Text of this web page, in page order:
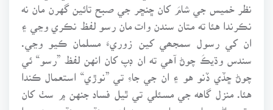
نظر خميس جي شامَ کان ڇنڇر جي صبح تائين گهرن مان نه
نڪرندا هئا ته متان سندن وات مان رسو لفظ نڪري وڃي ۽
ان کي رسول سمجھي کين زوريءَ مسلمان ڪيو وڃي.
سندس وڌيڪَ چوڻ آهي ته ان ڊپ کان انهن لفظ ”رسو“ ئي
چوڻ ڇڏي ڏنو هو ۽ ان جي جاءِ تي ”نوڙي“ استعمال ڪندا
هئا. منزل گاهه جي مسئلي تي ٿيل فساد جنهن ۾ سٺ کان
مٿي ماڻهو مارجي ويا، جن ۾ ٻه اهم سنڌي، سنڌ جو ٻه ڀيرا